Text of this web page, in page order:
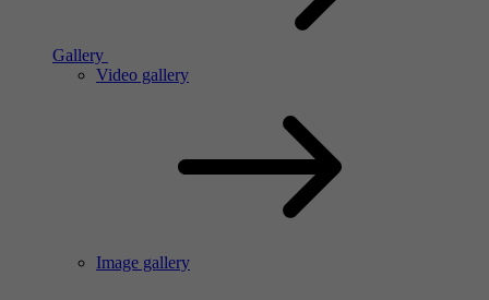
Gallery
Video gallery
Image gallery